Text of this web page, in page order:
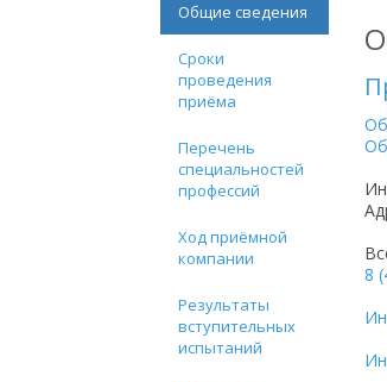
Общие сведения
Сроки
проведения
приёма
Перечень
специальностей
профессий
Ход приёмной
компании
Результаты
вступительных
испытаний
8